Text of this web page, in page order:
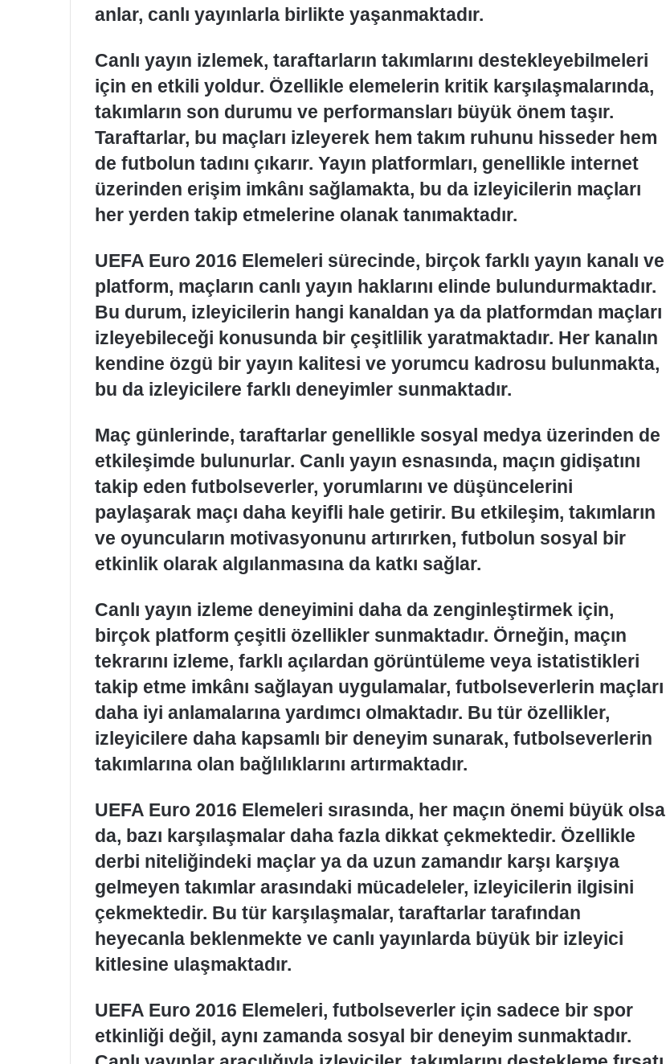
anlar, canlı yayınlarla birlikte yaşanmaktadır.
Canlı yayın izlemek, taraftarların takımlarını destekleyebilmeleri
için en etkili yoldur. Özellikle elemelerin kritik karşılaşmalarında,
takımların son durumu ve performansları büyük önem taşır.
Taraftarlar, bu maçları izleyerek hem takım ruhunu hisseder hem
de futbolun tadını çıkarır. Yayın platformları, genellikle internet
üzerinden erişim imkânı sağlamakta, bu da izleyicilerin maçları
her yerden takip etmelerine olanak tanımaktadır.
UEFA Euro 2016 Elemeleri sürecinde, birçok farklı yayın kanalı ve
platform, maçların canlı yayın haklarını elinde bulundurmaktadır.
Bu durum, izleyicilerin hangi kanaldan ya da platformdan maçları
izleyebileceği konusunda bir çeşitlilik yaratmaktadır. Her kanalın
kendine özgü bir yayın kalitesi ve yorumcu kadrosu bulunmakta,
bu da izleyicilere farklı deneyimler sunmaktadır.
Maç günlerinde, taraftarlar genellikle sosyal medya üzerinden de
etkileşimde bulunurlar. Canlı yayın esnasında, maçın gidişatını
takip eden futbolseverler, yorumlarını ve düşüncelerini
paylaşarak maçı daha keyifli hale getirir. Bu etkileşim, takımların
ve oyuncuların motivasyonunu artırırken, futbolun sosyal bir
etkinlik olarak algılanmasına da katkı sağlar.
Canlı yayın izleme deneyimini daha da zenginleştirmek için,
birçok platform çeşitli özellikler sunmaktadır. Örneğin, maçın
tekrarını izleme, farklı açılardan görüntüleme veya istatistikleri
takip etme imkânı sağlayan uygulamalar, futbolseverlerin maçları
daha iyi anlamalarına yardımcı olmaktadır. Bu tür özellikler,
izleyicilere daha kapsamlı bir deneyim sunarak, futbolseverlerin
takımlarına olan bağlılıklarını artırmaktadır.
UEFA Euro 2016 Elemeleri sırasında, her maçın önemi büyük olsa
da, bazı karşılaşmalar daha fazla dikkat çekmektedir. Özellikle
derbi niteliğindeki maçlar ya da uzun zamandır karşı karşıya
gelmeyen takımlar arasındaki mücadeleler, izleyicilerin ilgisini
çekmektedir. Bu tür karşılaşmalar, taraftarlar tarafından
heyecanla beklenmekte ve canlı yayınlarda büyük bir izleyici
kitlesine ulaşmaktadır.
UEFA Euro 2016 Elemeleri, futbolseverler için sadece bir spor
etkinliği değil, aynı zamanda sosyal bir deneyim sunmaktadır.